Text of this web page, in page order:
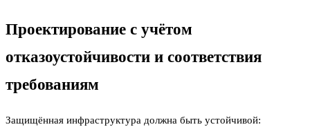
Проектирование с учётом
отказоустойчивости и соответствия
требованиям
Защищённая инфраструктура должна быть устойчивой: